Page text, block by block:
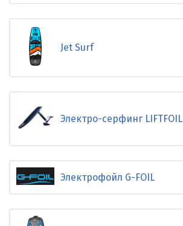
Jet Surf
Электро-серфинг LIFTFOIL
Электрофойл G-FOIL